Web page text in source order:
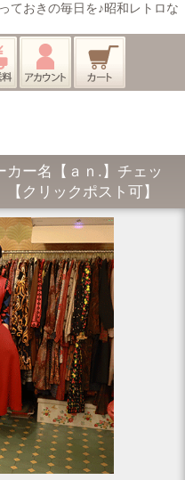
ておきの毎日を♪昭和レトロな
カー名【ａｎ.】チェッ
クリックポスト可】